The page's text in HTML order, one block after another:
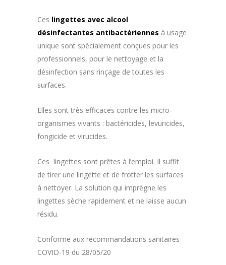
Ces lingettes avec alcool
désinfectantes antibactériennes à usage
unique sont spécialement conçues pour les
professionnels, pour le nettoyage et la
désinfection sans rinçage de toutes les
surfaces.
Elles sont très efficaces contre les micro-
organismes vivants : bactéricides, levuricides,
fongicide et virucides.
Ces lingettes sont prêtes à l’emploi. Il suffit
de tirer une lingette et de frotter les surfaces
à nettoyer. La solution qui imprègne les
lingettes sèche rapidement et ne laisse aucun
résidu.
Conforme aux recommandations sanitaires
COVID-19 du 28/05/20